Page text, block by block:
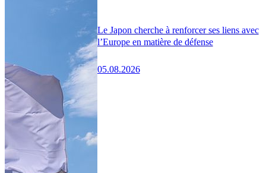
Le Japon cherche à renforcer ses liens avec
l’Europe en matière de défense
05.08.2026